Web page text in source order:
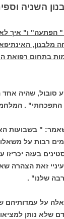
השניה
" הפתעה" ו" איך
מלבנון,
בתחום רפואת
סובול, שהיה
. המלחמה
" בשבועות
רבות על
בעזה יכריזו
זאת הצהרה
שלנו" .
על עמדותיהם
שלא נותן